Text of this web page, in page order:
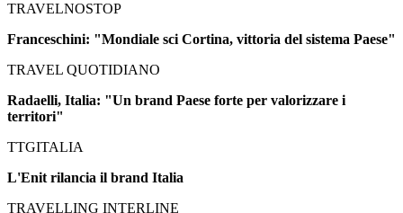
TRAVELNOSTOP
Franceschini: "Mondiale sci Cortina, vittoria del sistema Paese"
TRAVEL QUOTIDIANO
Radaelli, Italia: "Un brand Paese forte per valorizzare i
territori"
TTGITALIA
L'Enit rilancia il brand Italia
TRAVELLING INTERLINE